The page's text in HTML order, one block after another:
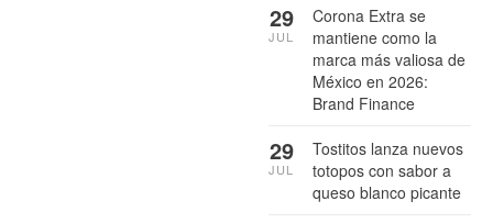
Corona Extra se
mantiene como la
marca más valiosa de
México en 2026:
Brand Finance
29
JUL
Tostitos lanza nuevos
totopos con sabor a
queso blanco picante
29
JUL